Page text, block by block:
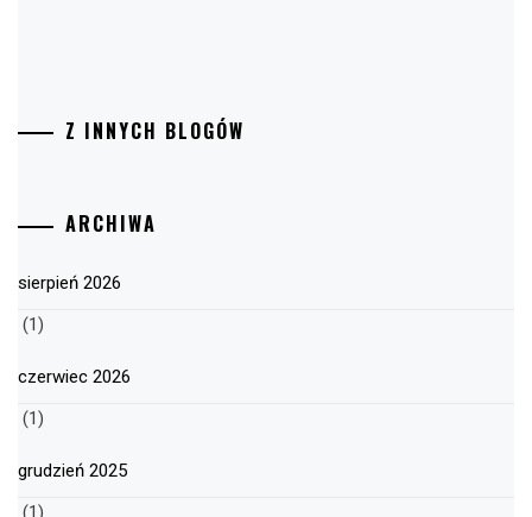
Z INNYCH BLOGÓW
ARCHIWA
sierpień 2026
(1)
czerwiec 2026
(1)
grudzień 2025
(1)